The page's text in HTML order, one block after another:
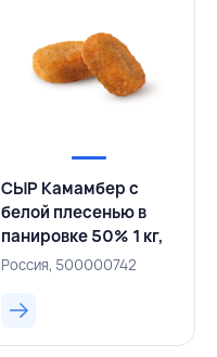
СЫР Камамбер с
белой плесенью в
панировке 50% 1 кг,
ALTI, РОССИЯ
Россия, 500000742